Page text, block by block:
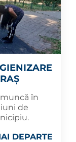
în
de
DEPARTE